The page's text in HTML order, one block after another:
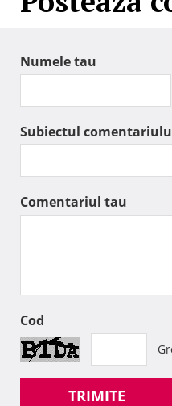
Numele tau
Subiectul
Comentariul tau
Cod
TRIMITE